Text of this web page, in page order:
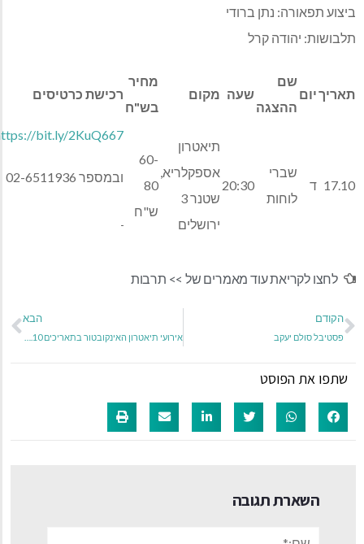
ביצוע תפאורה: נתן ברודי
תלבושות: יהודה קרל
תאריך יום
שם
ההצגה
שעה מקום
מחיר
בש"ח
רכישת כרטיסים
17.10 ד
שברי
לוחות
20:30
תיאטרון
אספקלריא,
שטנר 3
ירושלים
60-
80
ש"ח
https://bit.ly/2KuQ667
ובמספר 02-6511936
לחצו לקריאת עוד מאמרים של >> תרבות
הקודם
פסטיבל סולם יעקב
הבא
אירועי תיאטרון האינקובטור בתאריכים 12.10-18.10
שתפו את הפוסט
השארת תגובה